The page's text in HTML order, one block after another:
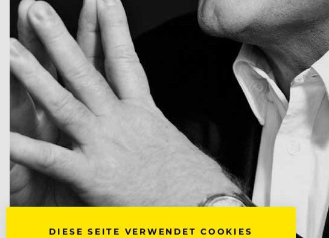
DIESE SEITE VERWENDET COOKIES